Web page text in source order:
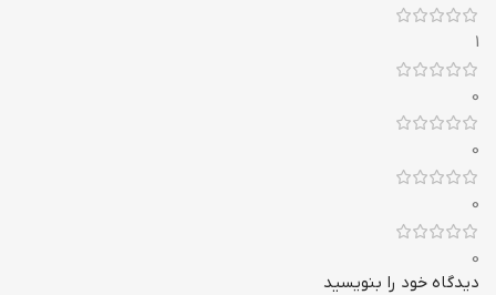
1
0
0
0
0
دیدگاه خود را بنویسید